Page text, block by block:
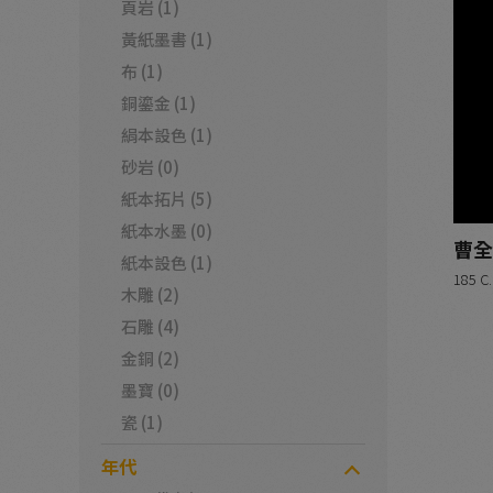
頁岩 (1)
黃紙墨書 (1)
布 (1)
銅鎏金 (1)
絹本設色 (1)
砂岩 (0)
紙本拓片 (5)
紙本水墨 (0)
紙本設色 (1)
木雕 (2)
石雕 (4)
金銅 (2)
墨寶 (0)
瓷 (1)
年代
曹
185